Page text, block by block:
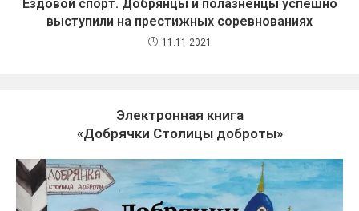
Ездовой спорт. Добрянцы и полазненцы успешно
выступили на престижных соревнованиях
11.11.2021
Электронная книга
«Добрячки Столицы доброты»